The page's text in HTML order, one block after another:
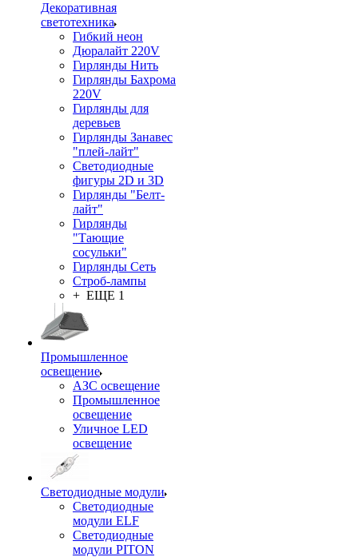
Декоративная
светотехника
Гибкий неон
Дюралайт 220V
Гирлянды Нить
Гирлянды Бахрома
220V
Гирлянды для
деревьев
Гирлянды Занавес
"плей-лайт"
Светодиодные
фигуры 2D и 3D
Гирлянды "Белт-
лайт"
Гирлянды
"Тающие
сосульки"
Гирлянды Сеть
Строб-лампы
+ ЕЩЕ 1
Промышленное
освещение
АЗС освещение
Промышленное
освещение
Уличное LED
освещение
Светодиодные модули
Светодиодные
модули ELF
Светодиодные
модули PITON